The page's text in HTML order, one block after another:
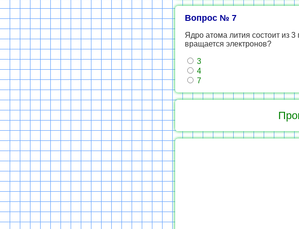
Вопрос № 7
Ядро атома лития состоит из
вращается электронов?
3
4
7